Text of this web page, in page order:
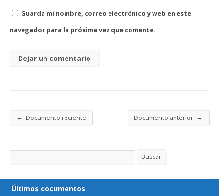
Guarda mi nombre, correo electrónico y web en este
navegador para la próxima vez que comente.
← Documento reciente Documento anterior →
Buscar Buscar
Últimos documentos